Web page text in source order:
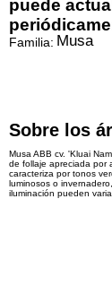
puede
Familia: Musa
Sobre los
Musa ABB cv. 'Kluai
de follaje apreciada por
caracteriza por tonos
luminosos o
iluminación pueden